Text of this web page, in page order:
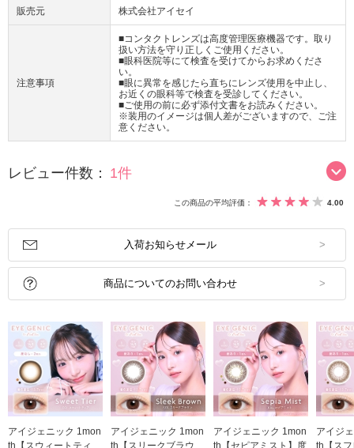
販売元 株式会社アイセイ
注意事項
■コンタクトレンズは高度管理医療機器です。取り
扱い方法を守り正しくご使用ください。
■眼科医院等にて検査を受けてからお求めくださ
い。
■眼に異常を感じたら直ちにレンズ使用を中止し、
お近くの眼科等で検査を受診してください。
■ご使用の前に必ず添付文書をお読みください。
※装用のイメージは個人差がございますので、ご注
意ください。
レビュー件数： 1件
この商品の平均評価： 4.00
入荷お知らせメール
商品についてのお問い合わせ
アイジェニック 1mon
th【スウィートティ
アイジェニック 1mon
th【スリークブラウ
アイジェニック 1mon
th【セピアミスト】度
アイジ
th【ス